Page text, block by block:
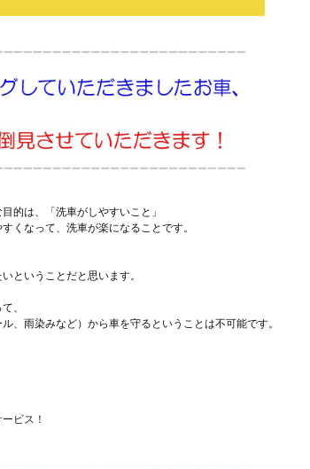
的は、
「洗車がしやすいこと」
くなって、 洗車が楽になることです。
ということだと思います。
、
、雨染みなど）から車を守るということは不可能です。
ビス！